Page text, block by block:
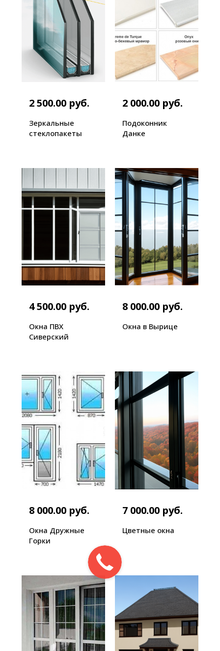
2 500.00 руб.
Зеркальные
стеклопакеты
2 000.00 руб.
Подоконник
Данке
4 500.00 руб.
Окна ПВХ
Сиверский
8 000.00 руб.
Окна в Вырице
8 000.00 руб.
Окна Дружные
Горки
7 000.00 руб.
Цветные окна